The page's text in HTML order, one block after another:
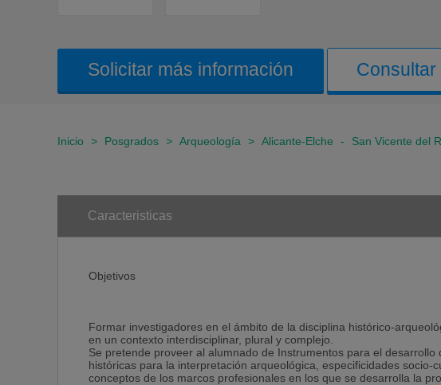
Solicitar más información
Inicio > Posgrados > Arqueología > Alicante-Elche - San Vicente del
Caracteristicas
Objetivos
Formar investigadores en el ámbito de la disciplina histórico-
en un contexto interdisciplinar, plural y complejo.
Se pretende proveer al alumnado de Instrumentos para el
históricas para la interpretación arqueológica, especificidades
conceptos de los marcos profesionales en los que se desarrolla la